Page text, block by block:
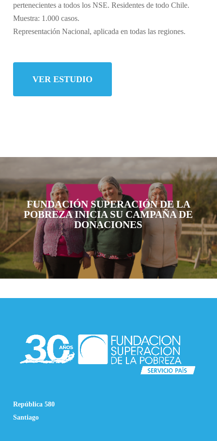
pertenecientes a todos los NSE. Residentes de todo Chile.
Muestra: 1.000 casos.
Representación Nacional, aplicada en todas las regiones.
VER ESTUDIO
FUNDACIÓN SUPERACIÓN DE LA
POBREZA INICIA SU CAMPAÑA DE
DONACIONES
República 580
Santiago